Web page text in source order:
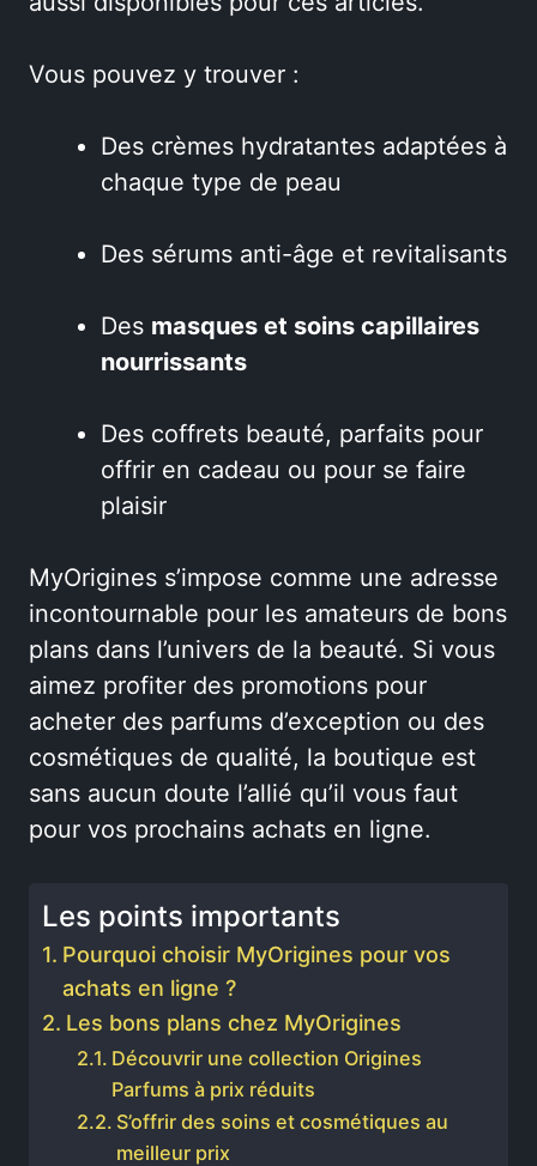
Vous pouvez y trouver :
Des crèmes hydratantes adaptées à
chaque type de peau
Des sérums anti-âge et revitalisants
Des masques et soins capillaires
nourrissants
Des coffrets beauté, parfaits pour
offrir en cadeau ou pour se faire
plaisir
MyOrigines s’impose comme une adresse
incontournable pour les amateurs de bons
plans dans l’univers de la beauté. Si vous
aimez profiter des promotions pour
acheter des parfums d’exception ou des
cosmétiques de qualité, la boutique est
sans aucun doute l’allié qu’il vous faut
pour vos prochains achats en ligne.
Les points importants
Pourquoi choisir MyOrigines pour vos
achats en ligne ?
Les bons plans chez MyOrigines
Découvrir une collection Origines
Parfums à prix réduits
S’offrir des soins et cosmétiques au
meilleur prix